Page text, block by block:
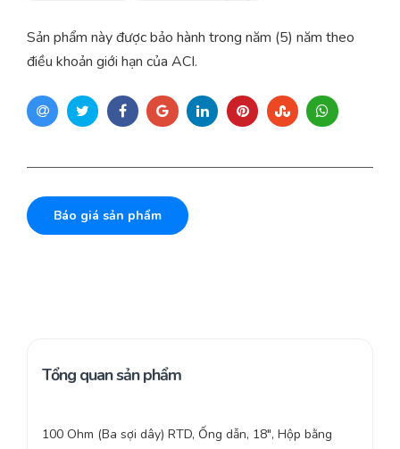
Sản phẩm này được bảo hành trong năm (5) năm theo
điều khoản giới hạn của ACI.
Báo giá sản phẩm
Tổng quan sản phẩm
100 Ohm (Ba sợi dây) RTD, Ống dẫn, 18″, Hộp bằng